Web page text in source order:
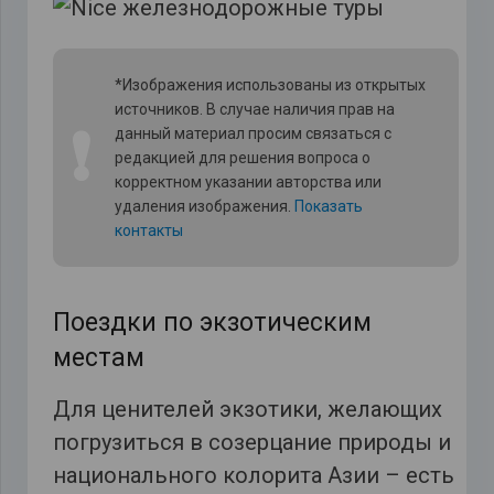
*Изображения использованы из открытых
источников. В случае наличия прав на
данный материал просим связаться с
редакцией для решения вопроса о
корректном указании авторства или
удаления изображения. Показать
контакты
Поездки по экзотическим
местам
Для ценителей экзотики, желающих
погрузиться в созерцание природы и
национального колорита Азии – есть